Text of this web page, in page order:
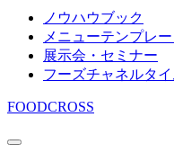
ノウハウブック
メニューテンプレー
展示会・セミナー
フーズチャネルタ
FOODCROSS